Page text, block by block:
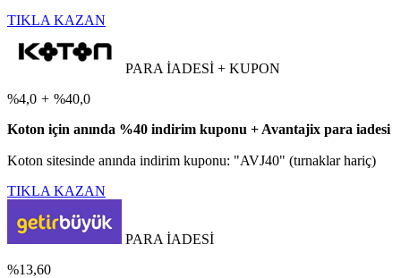
TIKLA KAZAN
PARA İADESİ + KUPON
%4,0 + %40,0
Koton için anında %40 indirim kuponu + Avantajix para iadesi
Koton sitesinde anında indirim kuponu: "AVJ40" (tırnaklar hariç)
TIKLA KAZAN
PARA İADESİ
%13,60